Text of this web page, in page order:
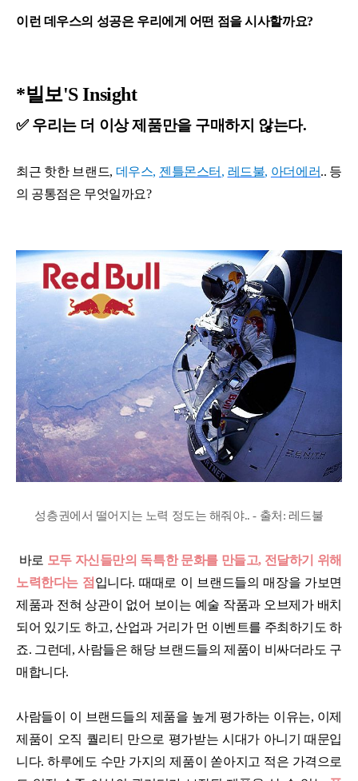
이런 데우스의 성공은 우리에게 어떤 점을 시사할까요?
*빌보'S Insight
✅ 우리는 더 이상 제품만을 구매하지 않는다.
최근 핫한 브랜드, 데우스, 젠틀몬스터 , 레드불, 아더에러.. 등
의 공통점은 무엇일까요?
성층권에서 떨어지는 노력 정도는 해줘야.. - 출처: 레드불
바로 모두 자신들만의 독특한 문화를 만들고, 전달하기 위해
노력한다는 점 입니다. 때때로 이 브랜드들의 매장을 가보면
제품과 전혀 상관이 없어 보이는 예술 작품과 오브제가 배치
되어 있기도 하고, 산업과 거리가 먼 이벤트를 주최하기도 하
죠. 그런데, 사람들은 해당 브랜드들의 제품이 비싸더라도 구
매합니다.
사람들이 이 브랜드들의 제품을 높게 평가하는 이유는, 이제
제품이 오직 퀄리티 만으로 평가받는 시대가 아니기 때문입
니다. 하루에도 수만 가지의 제품이 쏟아지고 적은 가격으로